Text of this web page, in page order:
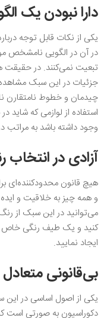
دارا نبودن یک
یکی از نکات قابل توجه
در آن در الگویی نامشخص
تبعیت نمی‌کنند. در حقیقت
جزئیات در این سبک
چیدمان و خطوط نامتقارن
استفاده از لوازمی که شاید
وجود داشته باشد به
آزادی در انتخاب
هیچ قانون محدود‌کننده‌ای
و همه چیز به خلاقیت و
می‌توانید در این سبک از
کنید و یک طیف رنگی خاص و
ایجاد نمایید.
بی‌قانونی متعادل
یکی از اصول اساسی در این
دکوراسیون به صورتی است